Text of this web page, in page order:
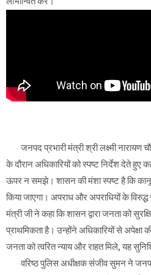
जनपद प्रभारी मंत्री श्री लक्ष्मी नारायण
के दौरान अधिकारियों को स्पष्ट निर्देश देते हुए
ऊपर न समझे। शासन की मंशा स्पष्ट है कि
किया जाएगा। अपराध और अपराधियों के
मंत्री जी ने कहा कि शासन द्वारा जनता को
प्राथमिकता है। उन्होंने अधिकारियों से
जनता को त्वरित न्याय और राहत मिले, यह
वरिष्ठ पुलिस अधीक्षक संजीव सुमन ने